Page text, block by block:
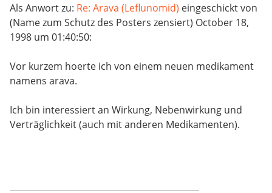
Als Anwort zu: Re: Arava (Leflunomid) eingeschickt von
(Name zum Schutz des Posters zensiert) October 18,
1998 um 01:40:50:
Vor kurzem hoerte ich von einem neuen medikament
namens arava.
Ich bin interessiert an Wirkung, Nebenwirkung und
Verträglichkeit (auch mit anderen Medikamenten).